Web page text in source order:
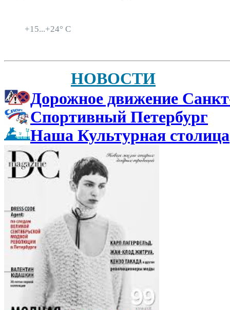
+15...+24° C
НОВОСТИ
Дорожное движение
Спортивный Петербург
Наша Культурная столица